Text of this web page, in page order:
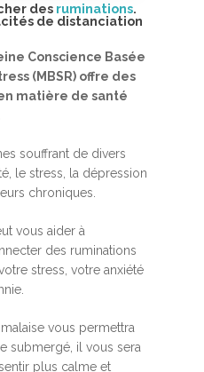
des ruminations.
de distanciation
Conscience Basée
(MBSR) offre des
matière de santé
souffrant de divers
le stress, la dépression
chroniques.
vous aider à
des ruminations
stress, votre anxiété
vous permettra
submergé, il vous sera
plus calme et
MBSR, MSC &
Méditation
MBSR
Stage de méditation
Retraite de pleine
Thérapie :
Somatic
Somatic Experiencing
Thérapie
Entreprise
Programmes
Développement